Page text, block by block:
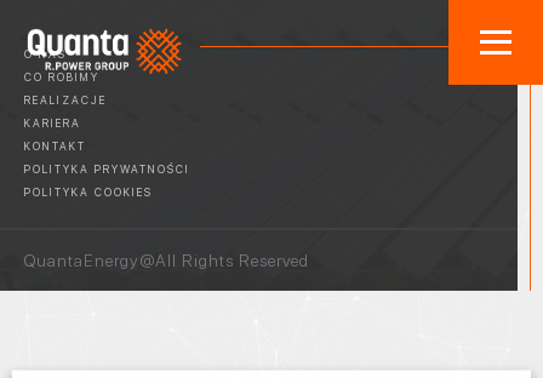
O NAS
CO ROBIMY
REALIZACJE
KARIERA
KONTAKT
POLITYKA PRYWATNOŚCI
POLITYKA COOKIES
QuantaEnergy@All Rights Reserved